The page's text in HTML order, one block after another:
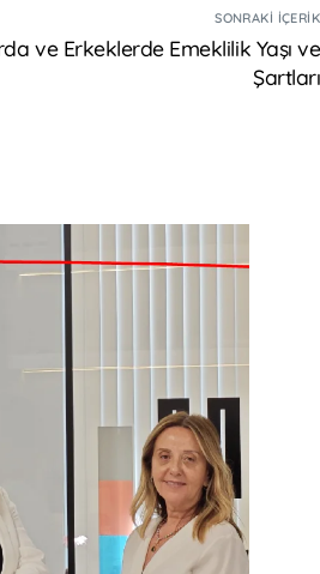
SONRAKI İÇERIK
ve Erkeklerde Emeklilik Yaşı ve
Şartları